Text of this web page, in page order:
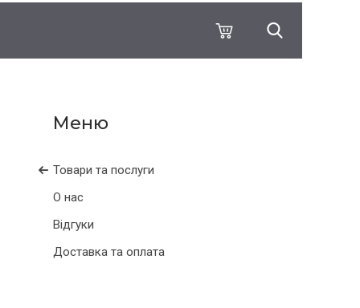
Товари та послуги
О нас
Відгуки
Доставка та оплата